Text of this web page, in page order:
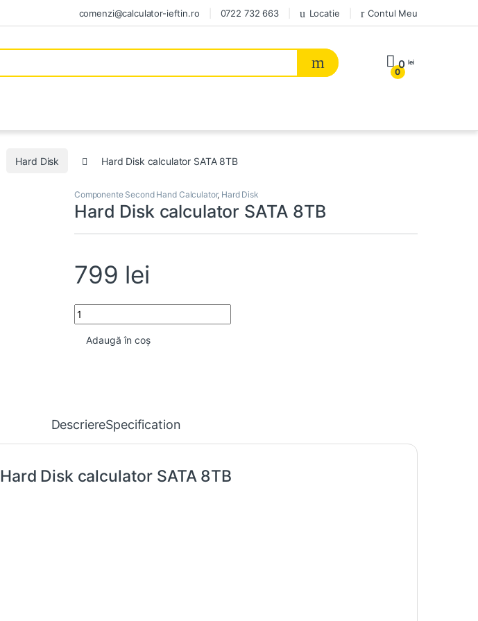
comenzi@calculator-ieftin.ro 0722 732 663 Locatie Contul Meu
0
0 lei
Hard Disk Hard Disk calculator SATA 8TB
Componente Second Hand Calculator, Hard Disk
Hard Disk calculator SATA 8TB
799 lei
Hard Disk calculator SATA 8TB quantity
Adaugă în coș
DescriereSpecification
Hard Disk calculator SATA 8TB